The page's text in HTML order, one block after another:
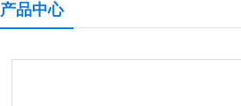
产品中心